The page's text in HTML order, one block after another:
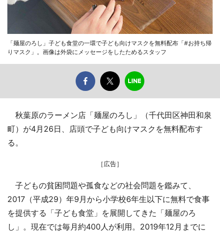
「麺屋のろし」子ども食堂の一環で子ども向けマスクを無料配布「#お持ち帰
りマスク」。画像は外袋にメッセージをしたためるスタッフ
秋葉原のラーメン店「麺屋のろし」（千代田区神田和泉
町）が4月26日、店頭で子ども向けマスクを無料配布す
る。
［広告］
子どもの貧困問題や孤食などの社会問題を鑑みて、
2017（平成29）年9月から小学校6年生以下に無料で食事
を提供する「子ども食堂」を展開してきた「麺屋のろ
し」。現在では毎月約400人が利用。2019年12月までに